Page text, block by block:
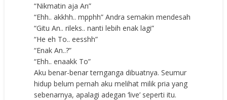
“Nikmatin aja An”
“Ehh.. akkhh.. mpphh” Andra semakin mendesah
“Gitu An.. rileks.. nanti lebih enak lagi”
“He eh To.. eesshh”
“Enak An..?”
“Ehh.. enaakk To”
Aku benar-benar ternganga dibuatnya. Seumur
hidup belum pernah aku melihat milik pria yang
sebenarnya, apalagi adegan ‘live’ seperti itu.